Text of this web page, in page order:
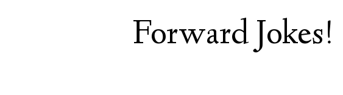
Forward Jokes!